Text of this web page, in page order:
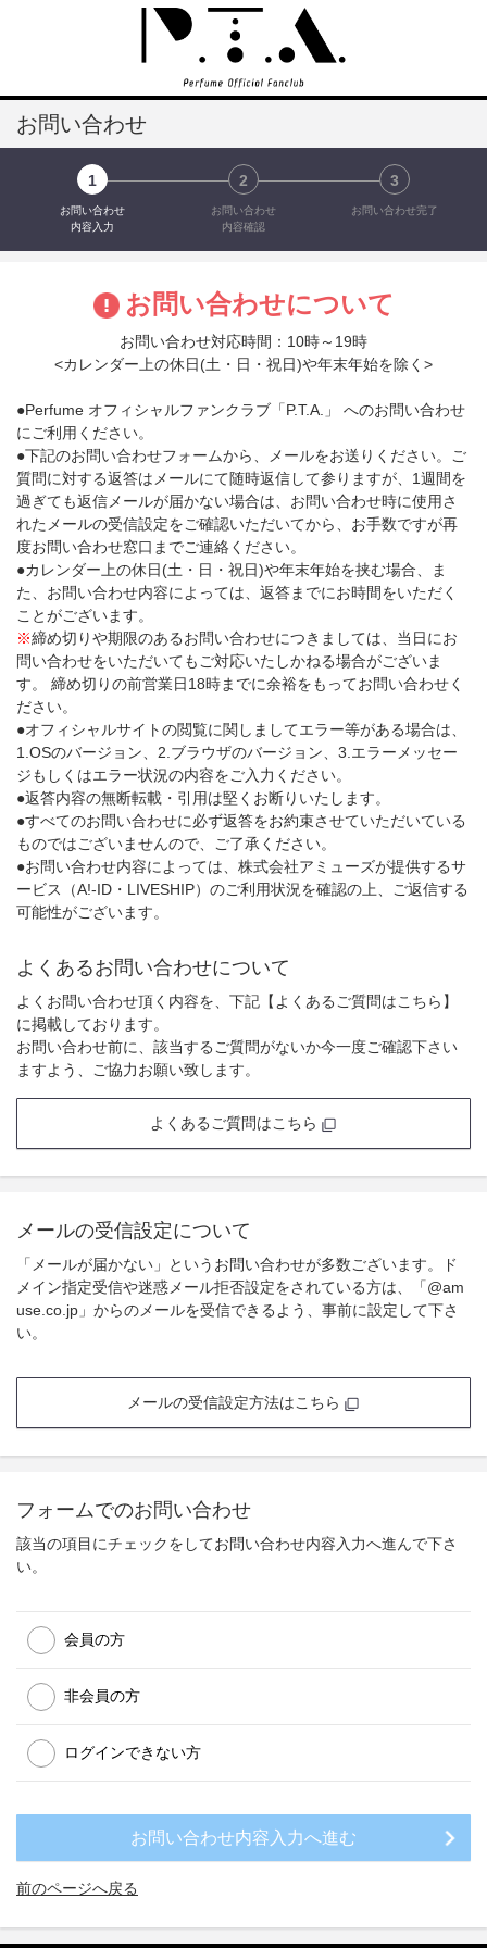
お問い合わせ
1
お問い合わせ
内容入力
2
お問い合わせ
内容確認
3
お問い合わせ完了
お問い合わせについて
お問い合わせ対応時間：10時～19時
<カレンダー上の休日(土・日・祝日)や年末年始を除く>
●Perfume オフィシャルファンクラブ「P.T.A.」 へのお問い合わせ
にご利用ください。
●下記のお問い合わせフォームから、メールをお送りください。ご
質問に対する返答はメールにて随時返信して参りますが、1週間を
過ぎても返信メールが届かない場合は、お問い合わせ時に使用さ
れたメールの受信設定をご確認いただいてから、お手数ですが再
度お問い合わせ窓口までご連絡ください。
●カレンダー上の休日(土・日・祝日)や年末年始を挟む場合、ま
た、お問い合わせ内容によっては、返答までにお時間をいただく
ことがございます。
※締め切りや期限のあるお問い合わせにつきましては、当日にお
問い合わせをいただいてもご対応いたしかねる場合がございま
す。 締め切りの前営業日18時までに余裕をもってお問い合わせく
ださい。
●オフィシャルサイトの閲覧に関しましてエラー等がある場合は、
1.OSのバージョン、2.ブラウザのバージョン、3.エラーメッセー
ジもしくはエラー状況の内容をご入力ください。
●返答内容の無断転載・引用は堅くお断りいたします。
●すべてのお問い合わせに必ず返答をお約束させていただいている
ものではございませんので、ご了承ください。
●お問い合わせ内容によっては、株式会社アミューズが提供するサ
ービス（A!-ID・LIVESHIP）のご利用状況を確認の上、ご返信する
可能性がございます。
よくあるお問い合わせについて
よくお問い合わせ頂く内容を、下記【よくあるご質問はこちら】
に掲載しております。
お問い合わせ前に、該当するご質問がないか今一度ご確認下さい
ますよう、ご協力お願い致します。
よくあるご質問はこちら
メールの受信設定について
「メールが届かない」というお問い合わせが多数ございます。ド
メイン指定受信や迷惑メール拒否設定をされている方は、「@am
use.co.jp」からのメールを受信できるよう、事前に設定して下さ
い。
メールの受信設定方法はこちら
フォームでのお問い合わせ
該当の項目にチェックをしてお問い合わせ内容入力へ進んで下さ
い。
会員の方
非会員の方
ログインできない方
前のページへ戻る